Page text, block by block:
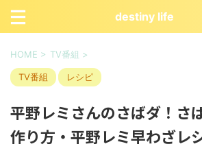
destiny life
HOME > TV番組 >
TV番組 レシピ
平野レミさんのさばダ！さ
作り方・平野レミ早わざレ